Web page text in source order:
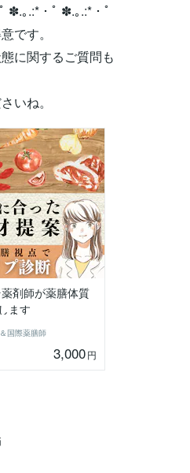
✽.｡.:*・ﾟ ✽.｡.:*・ﾟ
です。
に関するご質問も
いね。
剤師が薬膳体質
ます
国際薬膳師
3,000円